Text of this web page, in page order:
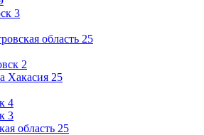
3
область 25
2
Хакасия 25
4
3
область 25